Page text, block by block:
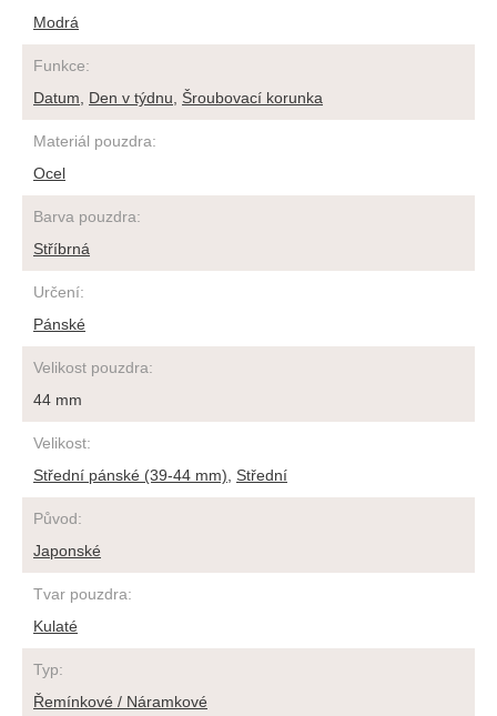
Modrá
Funkce:
Datum
Den v týdnu Šroubovací korunka
Materiál pouzdra:
Ocel
Barva pouzdra:
Stříbrná
Určení:
Pánské
Velikost pouzdra:
44 mm
Velikost:
Střední pánské (39-44 mm)
Střední
Původ:
Japonské
Tvar pouzdra:
Kulaté
Typ:
Řemínkové / Náramkové